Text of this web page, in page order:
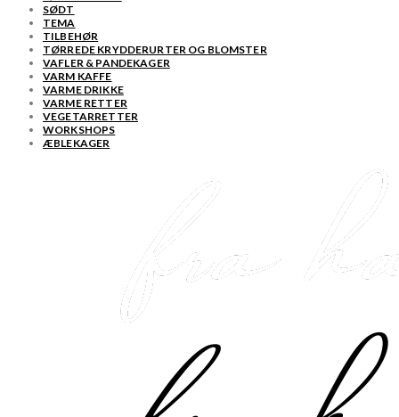
SØDT
TEMA
TILBEHØR
TØRREDE KRYDDERURTER OG BLOMSTER
VAFLER & PANDEKAGER
VARM KAFFE
VARME DRIKKE
VARME RETTER
VEGETARRETTER
WORKSHOPS
ÆBLEKAGER